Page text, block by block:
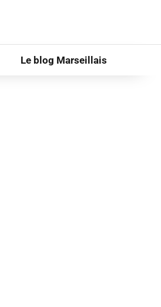
Le blog Marseillais